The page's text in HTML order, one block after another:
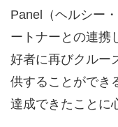
Panel（ヘルシー
ートナーとの連携
好者に再びクルー
供することができ
達成できたことに